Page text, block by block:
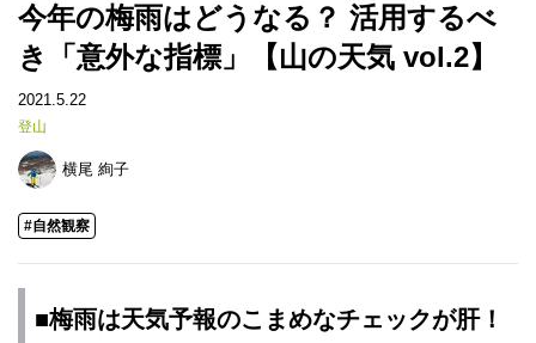
今年の梅雨はどうなる？ 活用するべ
き「意外な指標」【山の天気 vol.2】
2021.5.22
登山
横尾 絢子
#自然観察
■梅雨は天気予報のこまめなチェックが肝！